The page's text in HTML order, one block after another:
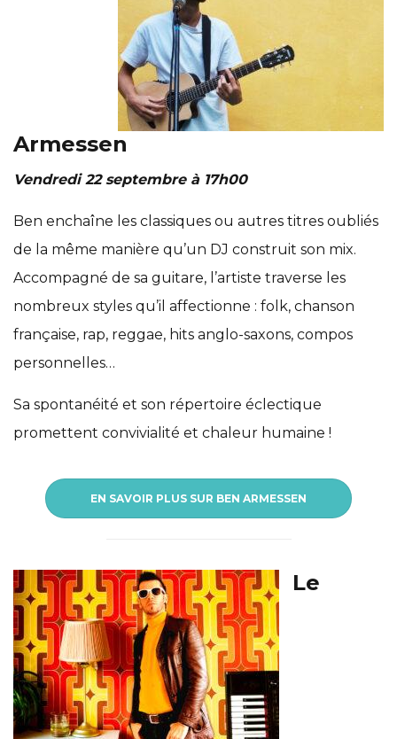
Armessen
Vendredi 22 septembre à 17h00
Ben enchaîne les classiques ou autres titres oubliés
de la même manière qu’un DJ construit son mix.
Accompagné de sa guitare, l’artiste traverse les
nombreux styles qu’il affectionne : folk, chanson
française, rap, reggae, hits anglo-saxons, compos
personnelles…
Sa spontanéité et son répertoire éclectique
promettent convivialité et chaleur humaine !
EN SAVOIR PLUS SUR BEN ARMESSEN
Le